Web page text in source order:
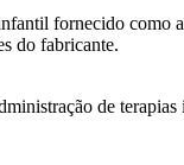
fornecido como
do fabricante.
de